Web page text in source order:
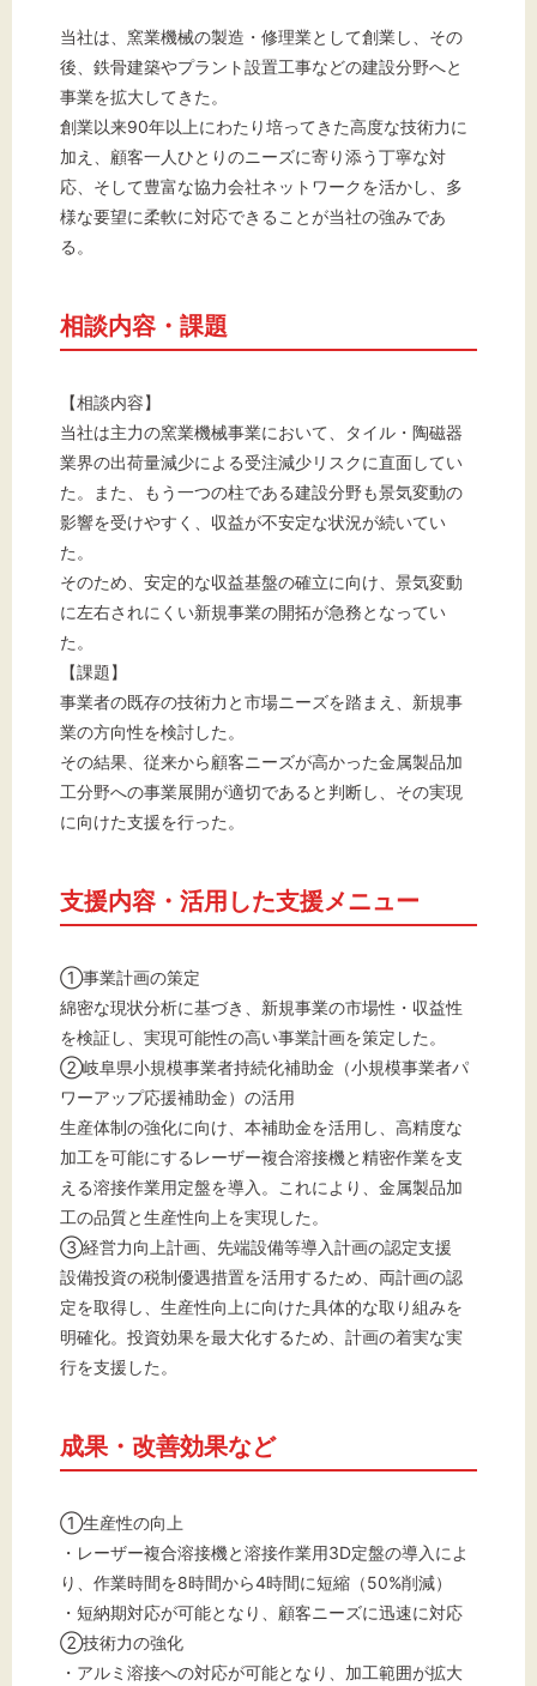
当社は、窯業機械の製造・修理業として創業し、その
後、鉄骨建築やプラント設置工事などの建設分野へと
事業を拡大してきた。
創業以来90年以上にわたり培ってきた高度な技術力に
加え、顧客一人ひとりのニーズに寄り添う丁寧な対
応、そして豊富な協力会社ネットワークを活かし、多
様な要望に柔軟に対応できることが当社の強みであ
る。
相談内容・課題
【相談内容】
当社は主力の窯業機械事業において、タイル・陶磁器
業界の出荷量減少による受注減少リスクに直面してい
た。また、もう一つの柱である建設分野も景気変動の
影響を受けやすく、収益が不安定な状況が続いてい
た。
そのため、安定的な収益基盤の確立に向け、景気変動
に左右されにくい新規事業の開拓が急務となってい
た。
【課題】
事業者の既存の技術力と市場ニーズを踏まえ、新規事
業の方向性を検討した。
その結果、従来から顧客ニーズが高かった金属製品加
工分野への事業展開が適切であると判断し、その実現
に向けた支援を行った。
支援内容・活用した支援メニュー
①事業計画の策定
綿密な現状分析に基づき、新規事業の市場性・収益性
を検証し、実現可能性の高い事業計画を策定した。
②岐阜県小規模事業者持続化補助金（小規模事業者パ
ワーアップ応援補助金）の活用
生産体制の強化に向け、本補助金を活用し、高精度な
加工を可能にするレーザー複合溶接機と精密作業を支
える溶接作業用定盤を導入。これにより、金属製品加
工の品質と生産性向上を実現した。
③経営力向上計画、先端設備等導入計画の認定支援
設備投資の税制優遇措置を活用するため、両計画の認
定を取得し、生産性向上に向けた具体的な取り組みを
明確化。投資効果を最大化するため、計画の着実な実
行を支援した。
成果・改善効果など
①生産性の向上
・レーザー複合溶接機と溶接作業用3D定盤の導入によ
り、作業時間を8時間から4時間に短縮（50%削減）
・短納期対応が可能となり、顧客ニーズに迅速に対応
②技術力の強化
・アルミ溶接への対応が可能となり、加工範囲が拡大